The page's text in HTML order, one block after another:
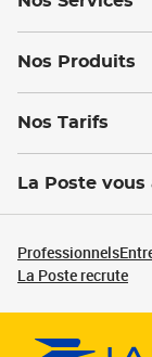
Nos Produits
Nos Tarifs
La Poste
Professionnels
La Poste recrute